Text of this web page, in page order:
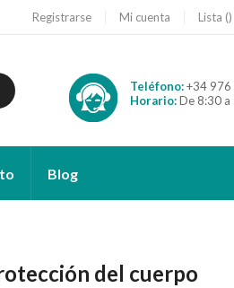
Registrarse Mi cuenta Lista
Teléfono:+34
Horario:De 8:30 a
Blog
del cuerpo